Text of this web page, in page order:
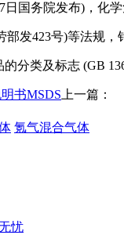
国务院发布)，化
部发423号)等法规
分类及标志 (GB
书MSDS 上一篇：
氪气混合气体
忧